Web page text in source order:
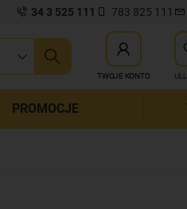
34 3 525 111 783 825 111
wyszukiwanie
TWOJE KONTO
PROMOCJE